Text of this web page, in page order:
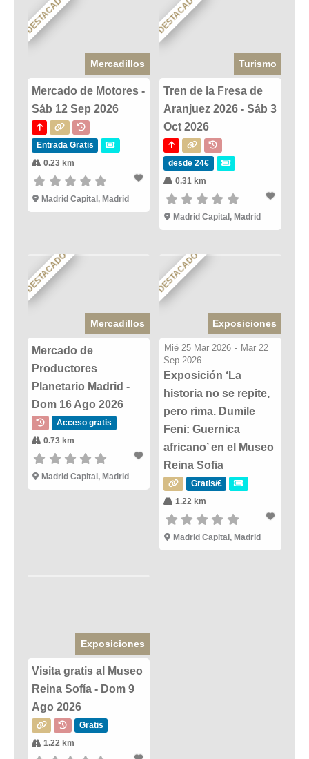
DESTACADO
Mercadillos
Mercado de Motores -
Sáb 12 Sep 2026
Entrada Gratis
0.23 km
Madrid Capital, Madrid
DESTACADO
Turismo
Tren de la Fresa de
Aranjuez 2026 - Sáb 3
Oct 2026
desde 24€
0.31 km
Madrid Capital, Madrid
DESTACADO
Mercadillos
Mercado de
Productores
Planetario Madrid -
Dom 16 Ago 2026
Acceso gratis
0.73 km
Madrid Capital, Madrid
DESTACADO
Exposiciones
Mié 25 Mar 2026 - Mar 22
Sep 2026
Exposición ‘La
historia no se repite,
pero rima. Dumile
Feni: Guernica
africano’ en el Museo
Reina Sofia
Gratis/€
1.22 km
Madrid Capital, Madrid
Exposiciones
Visita gratis al Museo
Reina Sofía - Dom 9
Ago 2026
Gratis
1.22 km